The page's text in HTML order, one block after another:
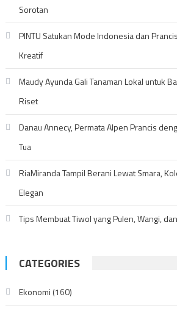
Sorotan
PINTU Satukan Mode Indonesia dan
Kreatif
Maudy Ayunda Gali Tanaman Lokal untuk
Riset
Danau Annecy, Permata Alpen Prancis
Tua
RiaMiranda Tampil Berani Lewat Smara,
Elegan
Tips Membuat Tiwol yang Pulen, Wangi,
CATEGORIES
Ekonomi (160)